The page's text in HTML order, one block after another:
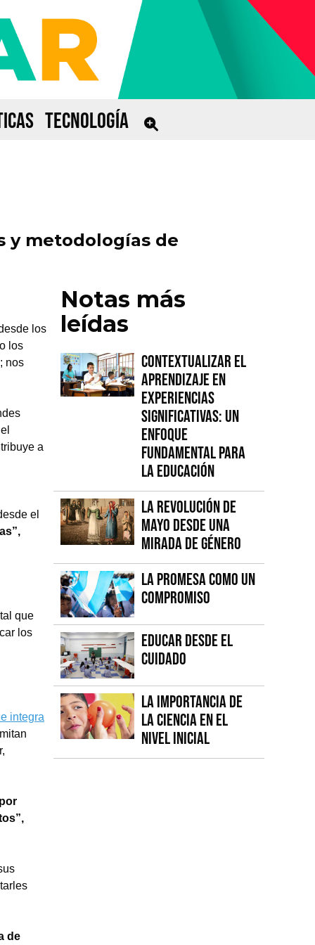
TECNOLOGÍA
y metodologías de
los
los
nos
a
el
que
los
integra
de
Notas más
leídas
Contextualizar el
Aprendizaje en
Experiencias
Significativas: Un
Enfoque
fundamental para
la Educación
La Revolución de
Mayo desde una
mirada de género
La promesa como un
compromiso
Educar desde el
cuidado
La importancia de
la Ciencia en el
Nivel Inicial